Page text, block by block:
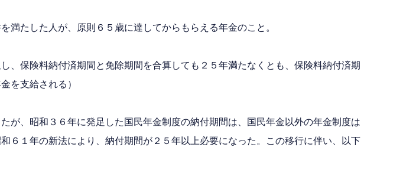
たした人が、原則６５歳に達してからもらえる年金のこと。
保険料納付済期間と免除期間を合算しても２５年満たなくとも、保険料納付済期
を支給される）
、昭和３６年に発足した国民年金制度の納付期間は、国民年金以外の年金制度は
６１年の新法により、納付期間が２５年以上必要になった。この移行に伴い、以下